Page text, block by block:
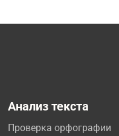
Анализ текста
Проверка орфографии